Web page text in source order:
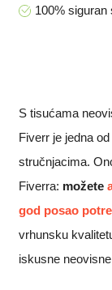
100% siguran
S tisućama
Fiverr je jedna
stručnjacima.
Fiverra: možete
god posao
vrhunsku
iskusne